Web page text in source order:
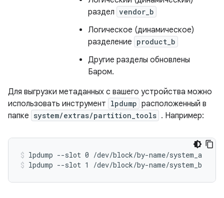
раздел vendor_b
Логическое (динамическое)
разделение product_b
Другие разделы обновлены
Баром.
Для выгрузки метаданных с вашего устройства можно
использовать инструмент lpdump расположенный в
папке system/extras/partition_tools . Например:
lpdump --slot 0 /dev/block/by-name/system_a
lpdump --slot 1 /dev/block/by-name/system_b